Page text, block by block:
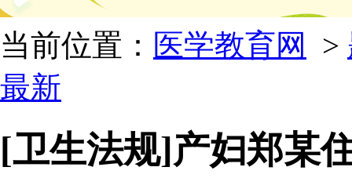
当前位置： 医学教育网 >
最新
[卫生法规]产妇郑某